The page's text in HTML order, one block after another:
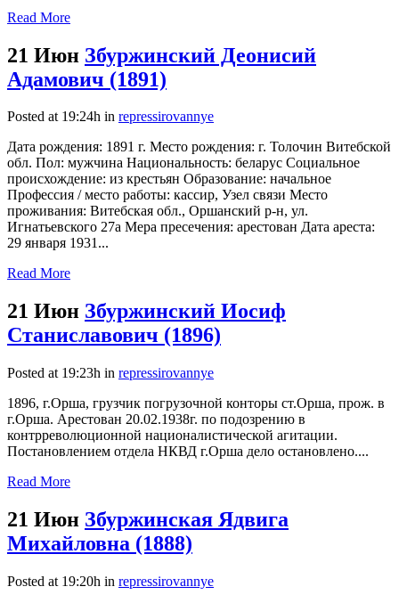
Read More
21 Июн Збуржинский Деонисий
Адамович (1891)
Posted at 19:24h in repressirovannye
Дата рождения: 1891 г. Место рождения: г. Толочин Витебской
обл. Пол: мужчина Национальность: беларус Социальное
происхождение: из крестьян Образование: начальное
Профессия / место работы: кассир, Узел связи Место
проживания: Витебская обл., Оршанский р-н, ул.
Игнатьевского 27а Мера пресечения: арестован Дата ареста:
29 января 1931...
Read More
21 Июн Збуржинский Иосиф
Станиславович (1896)
Posted at 19:23h in repressirovannye
1896, г.Орша, грузчик погрузочной конторы ст.Орша, прож. в
г.Орша. Арестован 20.02.1938г. по подозрению в
контрреволюционной националистической агитации.
Постановлением отдела НКВД г.Орша дело остановлено....
Read More
21 Июн Збуржинская Ядвига
Михайловна (1888)
Posted at 19:20h in repressirovannye